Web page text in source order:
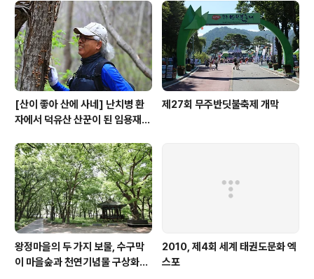
[산이 좋아 산에 사네] 난치병 환
자에서 덕유산 산꾼이 된 임용재
제27회 무주반딧불축제 개막
왕정마을의 두 가지 보물, 수구막
이 마을숲과 천연기념물 구상화강
2010, 제4회 세계 태권도문화 엑
스포